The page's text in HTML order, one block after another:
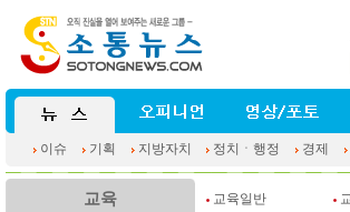
이슈 기획 지방자치 정치ㆍ행정 경제
교육 교육일반